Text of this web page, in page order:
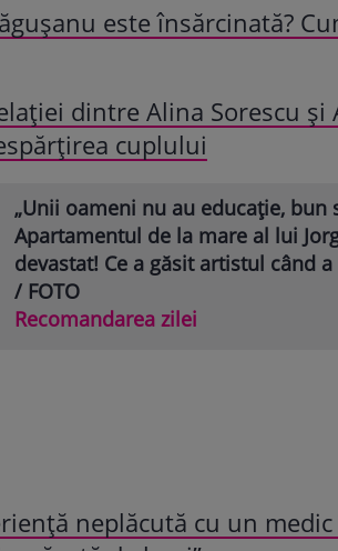
este însărcinată?
dintre Alina Sorescu și
cuplului
„Unii oameni nu au educație, bun
Apartamentul de la mare al lui
devastat! Ce a găsit artistul când
/ FOTO
Recomandarea zilei
neplăcută cu un